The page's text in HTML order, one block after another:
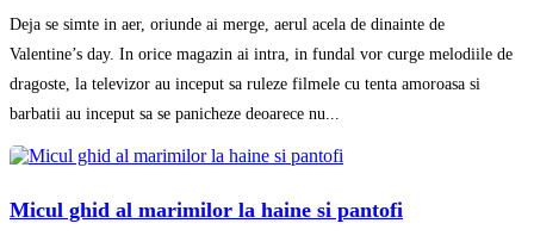
Deja se simte in aer, oriunde ai merge, aerul acela de dinainte de
Valentine’s day. In orice magazin ai intra, in fundal vor curge melodiile de
dragoste, la televizor au inceput sa ruleze filmele cu tenta amoroasa si
barbatii au inceput sa se panicheze deoarece nu...
Micul ghid al marimilor la haine si pantofi